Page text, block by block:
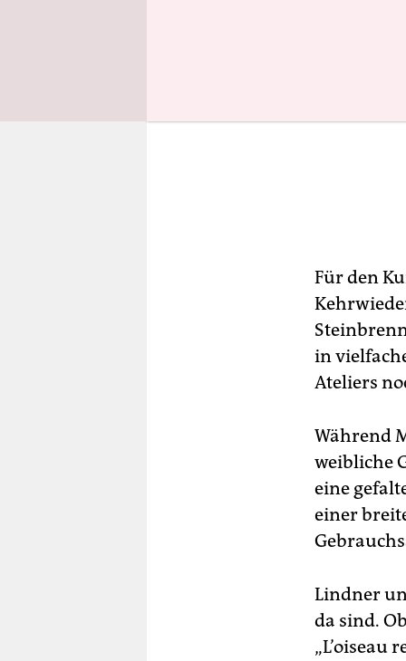
Für den
in
Ateliers
Während
weibliche
eine
einer
Lindner
da sind.
„L’oiseau